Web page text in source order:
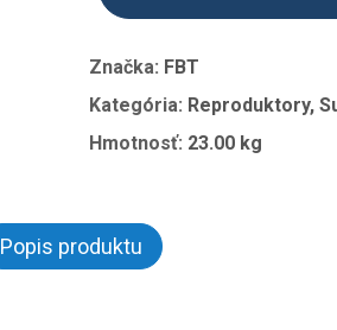
Značka: FBT
Kategória: Reproduktory,
Hmotnosť: 23.00 kg
Popis produktu